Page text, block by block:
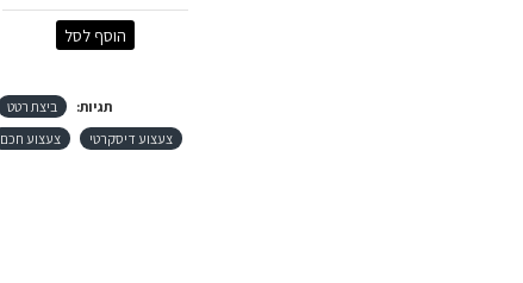
הוסף לסל
תגיות: ביצת רטט
צעצוע דיסקרטי
צעצוע חכם